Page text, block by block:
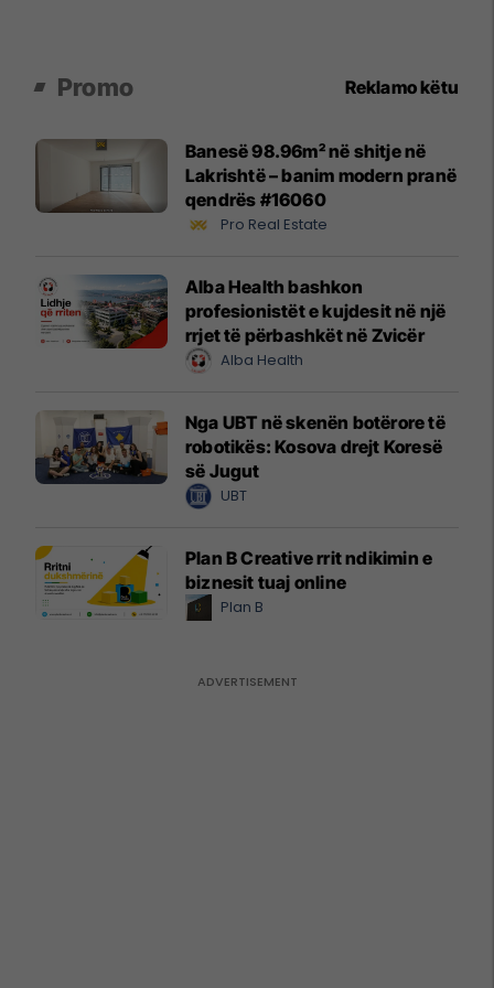
Promo Reklamo këtu
Banesë 98.96m² në shitje në
Lakrishtë – banim modern pranë
qendrës #16060
Pro Real Estate
Alba Health bashkon
profesionistët e kujdesit në një
rrjet të përbashkët në Zvicër
Alba Health
Nga UBT në skenën botërore të
robotikës: Kosova drejt Koresë
së Jugut
UBT
Plan B Creative rrit ndikimin e
biznesit tuaj online
Plan B